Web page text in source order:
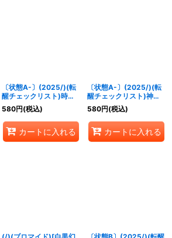
〔状態A-〕(2025/)(転
醒チェックリスト)時間
双龍タイムラー・ダイム
ラー/時空竜軍団長タイ
ムラー・ダイムラー
【-】{BSC47-RV009}
《青》
580円(税込)
カートに入れる
〔状態A-〕(2025/)(転
醒チェックリスト)神産
ノ大醒獣オオヤシマ/黄
泉ノ醒獣帝ヨモツオオカ
ミ【-】{BS55-TX02}
《紫》
580円(税込)
カートに入れる